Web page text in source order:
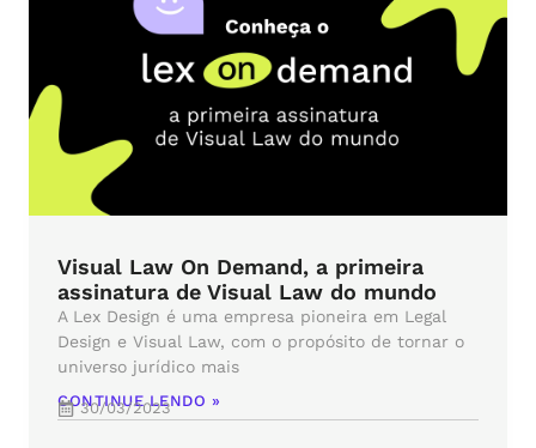
Visual Law On Demand, a primeira
assinatura de Visual Law do mundo
A Lex Design é uma empresa pioneira em Legal
Design e Visual Law, com o propósito de tornar o
universo jurídico mais
CONTINUE LENDO »
30/03/2023